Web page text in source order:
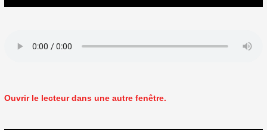
Ouvrir le lecteur dans une autre fenêtre.